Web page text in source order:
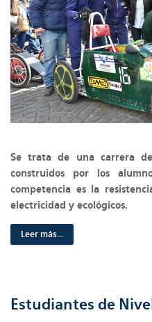
Se trata de una carrera
construidos por los
competencia es la
electricidad y ecológicos.
Leer más...
Estudiantes de